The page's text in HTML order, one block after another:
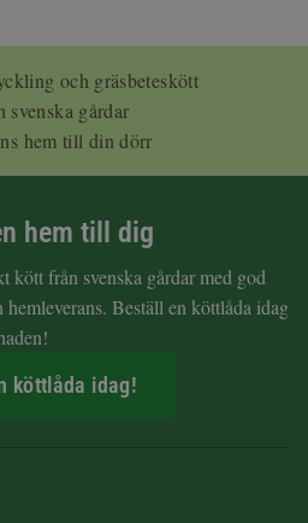
och gräsbeteskött
svenska gårdar
hem till din dörr
hem till dig
kött från svenska gårdar med god
Beställ en köttlåda idag
köttlåda idag!